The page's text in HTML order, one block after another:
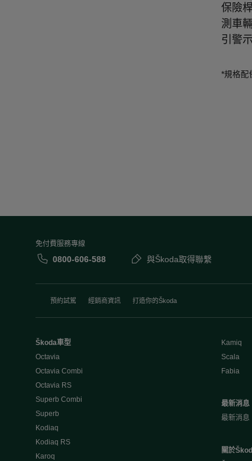
保險
測車
引警
*規格配
免付費服務專線
0800-606-588 與Škoda取得聯繫
預約試駕 經銷商資訊 打造你的Škoda
Škoda車型
Octavia
Octavia Combi
Octavia RS
Superb Combi
Superb
Kodiaq
Kodiaq RS
Karoq
Kamiq
Scala
Fabia
最新消息
最新消息
關於